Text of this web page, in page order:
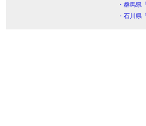
・群馬県
・石川県